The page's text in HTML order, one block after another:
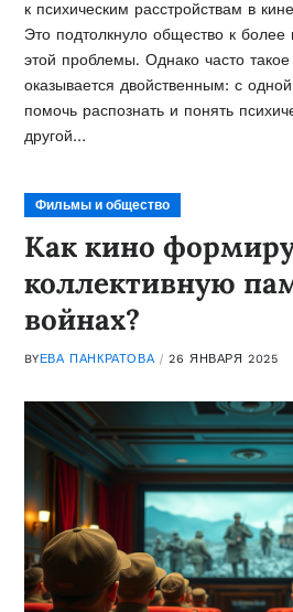
к психическим расстройствам в
Это подтолкнуло общество к
этой проблемы. Однако часто
оказывается двойственным: с
помочь распознать и понять
другой…
Фильмы и общество
Как кино
коллективную
войнах?
BY ЕВА ПАНКРАТОВА 26 ЯНВАРЯ 2025